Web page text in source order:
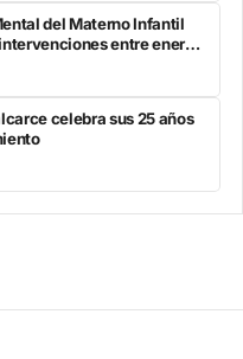
del Materno Infantil
entre enero
celebra sus 25 años